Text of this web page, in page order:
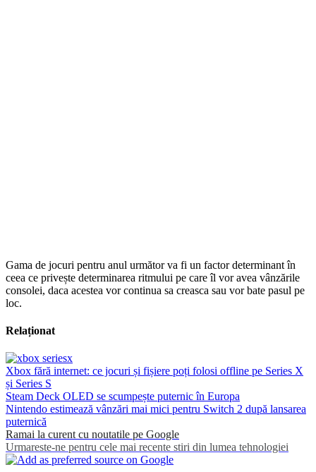
Gama de jocuri pentru anul următor va fi un factor determinant în
ceea ce privește determinarea ritmului pe care îl vor avea vânzările
consolei, daca acestea vor continua sa creasca sau vor bate pasul pe
loc.
Relaționat
Xbox fără internet: ce jocuri și fișiere poți folosi offline pe Series X
și Series S
Steam Deck OLED se scumpește puternic în Europa
Nintendo estimează vânzări mai mici pentru Switch 2 după lansarea
puternică
Ramai la curent cu noutatile pe Google
Urmareste-ne pentru cele mai recente stiri din lumea tehnologiei